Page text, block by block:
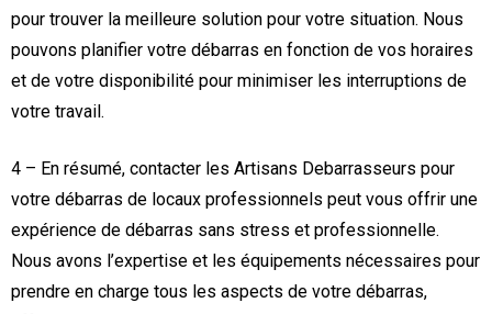
pour trouver la meilleure solution pour votre situation. Nous
pouvons planifier votre débarras en fonction de vos horaires
et de votre disponibilité pour minimiser les interruptions de
votre travail.
4 – En résumé, contacter les Artisans Debarrasseurs pour
votre débarras de locaux professionnels peut vous offrir une
expérience de débarras sans stress et professionnelle.
Nous avons l’expertise et les équipements nécessaires pour
prendre en charge tous les aspects de votre débarras,